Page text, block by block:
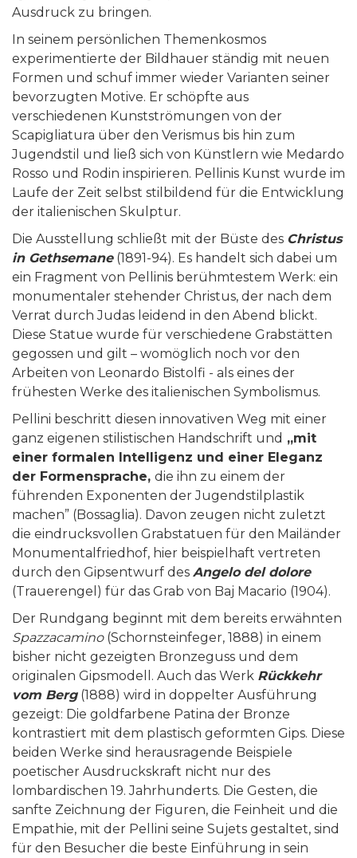
Ausdruck zu bringen.
In seinem persönlichen Themenkosmos
experimentierte der Bildhauer ständig mit neuen
Formen und schuf immer wieder Varianten seiner
bevorzugten Motive. Er schöpfte aus
verschiedenen Kunstströmungen von der
Scapigliatura über den Verismus bis hin zum
Jugendstil und ließ sich von Künstlern wie Medardo
Rosso und Rodin inspirieren. Pellinis Kunst wurde im
Laufe der Zeit selbst stilbildend für die Entwicklung
der italienischen Skulptur.
Die Ausstellung schließt mit der Büste des Christus
in Gethsemane(1891-94). Es handelt sich dabei um
ein Fragment von Pellinis berühmtestem Werk: ein
monumentaler stehender Christus, der nach dem
Verrat durch Judas leidend in den Abend blickt.
Diese Statue wurde für verschiedene Grabstätten
gegossen und gilt – womöglich noch vor den
Arbeiten von Leonardo Bistolfi - als eines der
frühesten Werke des italienischen Symbolismus.
Pellini beschritt diesen innovativen Weg mit einer
ganz eigenen stilistischen Handschrift und „mit
einer formalen Intelligenz und einer Eleganz
der Formensprache, die ihn zu einem der
führenden Exponenten der Jugendstilplastik
machen” (Bossaglia). Davon zeugen nicht zuletzt
die eindrucksvollen Grabstatuen für den Mailänder
Monumentalfriedhof, hier beispielhaft vertreten
durch den Gipsentwurf des Angelo del dolore
(Trauerengel) für das Grab von Baj Macario (1904).
Der Rundgang beginnt mit dem bereits erwähnten
Spazzacamino(Schornsteinfeger, 1888) in einem
bisher nicht gezeigten Bronzeguss und dem
originalen Gipsmodell. Auch das Werk Rückkehr
vom Berg(1888) wird in doppelter Ausführung
gezeigt: Die goldfarbene Patina der Bronze
kontrastiert mit dem plastisch geformten Gips. Diese
beiden Werke sind herausragende Beispiele
poetischer Ausdruckskraft nicht nur des
lombardischen 19. Jahrhunderts. Die Gesten, die
sanfte Zeichnung der Figuren, die Feinheit und die
Empathie, mit der Pellini seine Sujets gestaltet, sind
für den Besucher die beste Einführung in sein